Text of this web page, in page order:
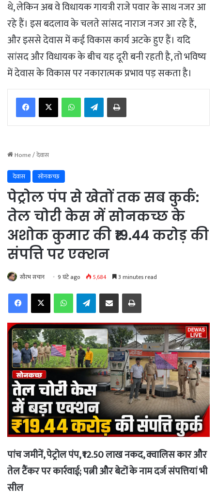
थे, लेकिन अब वे विधायक गायत्री राजे पवार के साथ नजर आ
रहे हैं। इस बदलाव के चलते सांसद नाराज नजर आ रहे हैं,
और इससे देवास में कई विकास कार्य अटके हुए हैं। यदि
सांसद और विधायक के बीच यह दूरी बनी रहती है, तो भविष्य
में देवास के विकास पर नकारात्मक प्रभाव पड़ सकता है।
WhatsAppTelegramPrint